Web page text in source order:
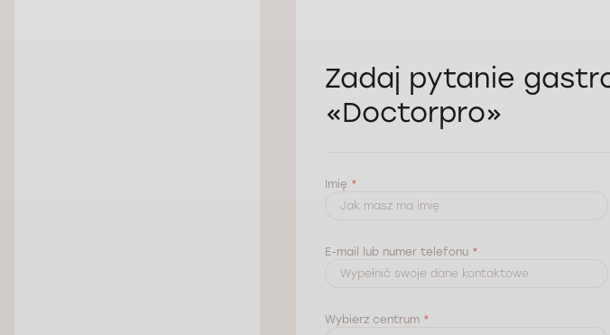
Zadaj pytanie
«Doctorpro»
Imię *
E-mail lub numer telefonu *
Wybierz centrum *